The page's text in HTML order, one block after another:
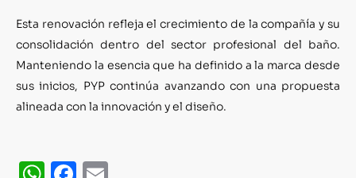
Esta renovación refleja el crecimiento de la compañía y su
consolidación dentro del sector profesional del baño.
Manteniendo la esencia que ha definido a la marca desde
sus inicios, PYP continúa avanzando con una propuesta
alineada con la innovación y el diseño.